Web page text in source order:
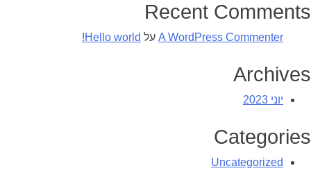
Recent Comments
A WordPress Commenter על Hello world!
Archives
יוני 2023
Categories
Uncategorized